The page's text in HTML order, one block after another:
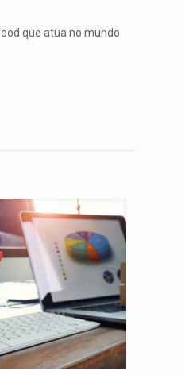
que atua no mundo